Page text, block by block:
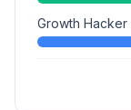
Growth Hacker